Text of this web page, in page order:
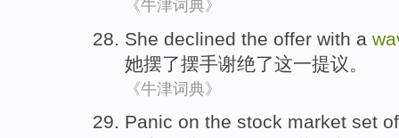
《牛津词典》
She declined the offer with a
她摆了摆手谢绝了这一提议 。
《牛津词典》
Panic on the stock market set